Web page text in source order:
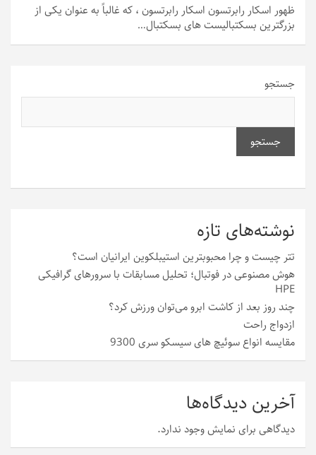
ظهور اسکار رابرتسون اسکار رابرتسون ، که غالباً به عنوان یکی از
بزرگترین بسکتبالیست های بسکتبال…
جستجو
جستجو
نوشته‌های تازه
تتر چیست و چرا محبوبترین استیبلکوین ایرانیان است؟
هوش مصنوعی در فوتبال؛ تحلیل مسابقات با سرورهای گرافیکی
HPE
چند روز بعد از کاشت ابرو می‌توان ورزش کرد؟
ازدواج راحت
مقایسه انواع سوئیچ های سیسکو سری 9300
آخرین دیدگاه‌ها
دیدگاهی برای نمایش وجود ندارد.